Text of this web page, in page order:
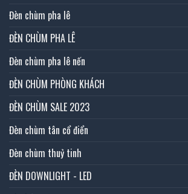
Đèn chùm pha lê
ĐÈN CHÙM PHA LÊ
Đèn chùm pha lê nến
ĐÈN CHÙM PHÒNG KHÁCH
ĐÈN CHÙM SALE 2023
Đèn chùm tân cổ điển
Đèn chùm thuỷ tinh
ĐÈN DOWNLIGHT - LED